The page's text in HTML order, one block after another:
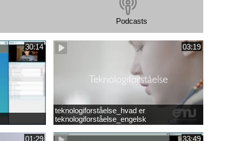
Podcasts
30:14 03:19
teknologiforståelse_hvad er
teknologiforståelse_engelsk
01:29 33:49